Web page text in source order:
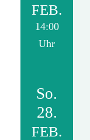
FEB.
14:00
Uhr
So.
28.
FEB.